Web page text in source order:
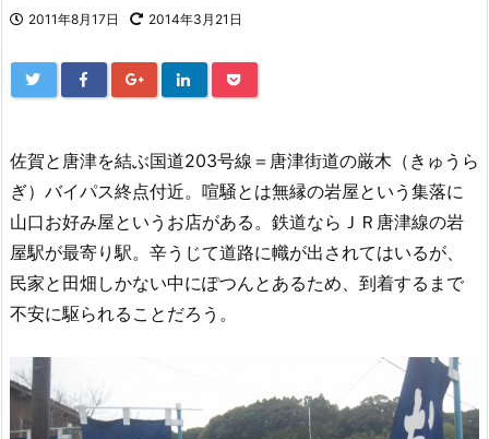
2011年8月17日 2014年3月21日
佐賀と唐津を結ぶ国道203号線＝唐津街道の厳木（きゅうら
ぎ）バイパス終点付近。喧騒とは無縁の岩屋という集落に
山口お好み屋というお店がある。鉄道ならＪＲ唐津線の岩
屋駅が最寄り駅。辛うじて道路に幟が出されてはいるが、
民家と田畑しかない中にぽつんとあるため、到着するまで
不安に駆られることだろう。